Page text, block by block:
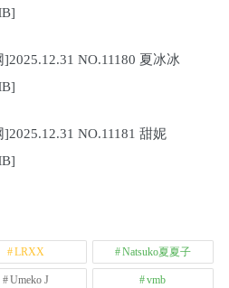
NO.11180 夏冰冰
NO.11181 甜妮
LRXX Natsuko夏夏子
Umeko J vmb